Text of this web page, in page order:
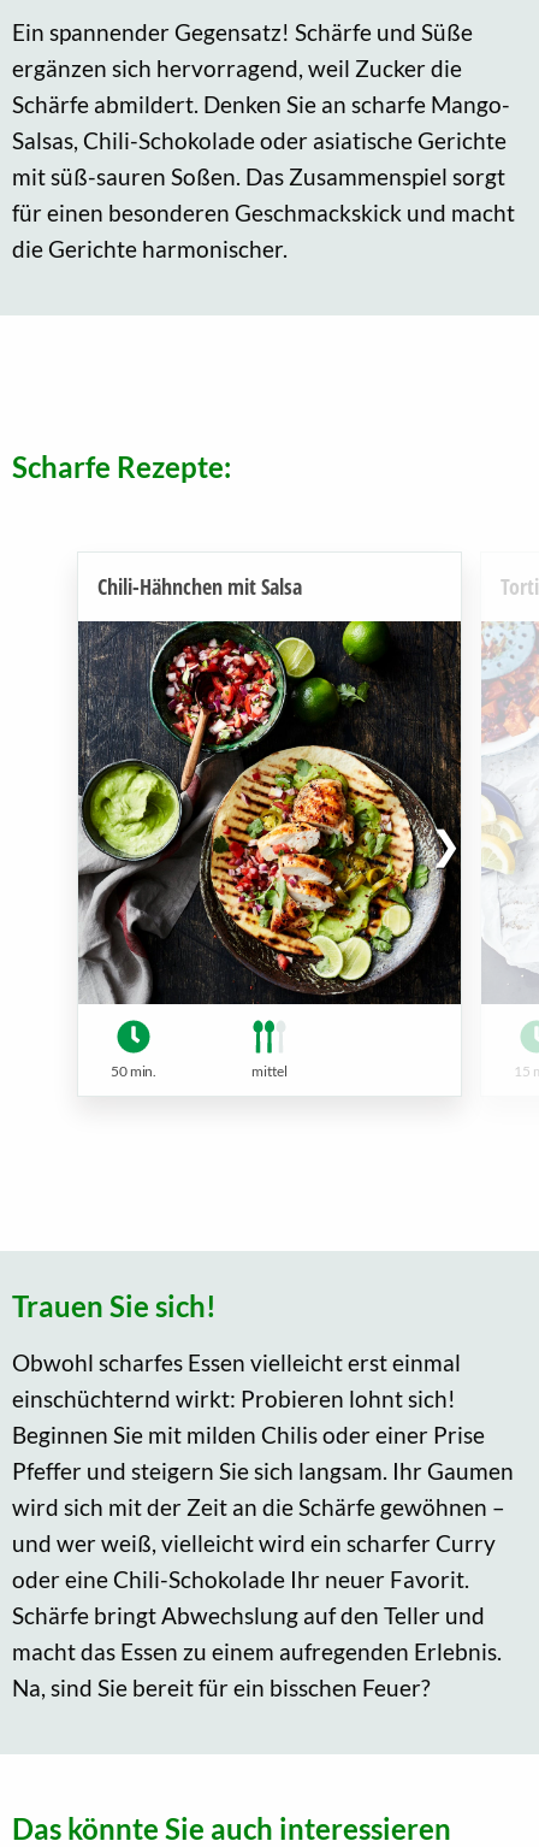
Ein spannender Gegensatz! Schärfe und Süße
ergänzen sich hervorragend, weil Zucker die
Schärfe abmildert. Denken Sie an scharfe Mango-
Salsas, Chili-Schokolade oder asiatische Gerichte
mit süß-sauren Soßen. Das Zusammenspiel sorgt
für einen besonderen Geschmackskick und macht
die Gerichte harmonischer.
Scharfe Rezepte:
Chili-Hähnchen mit Salsa
50 min. mittel 15
Trauen Sie sich!
Obwohl scharfes Essen vielleicht erst einmal
einschüchternd wirkt: Probieren lohnt sich!
Beginnen Sie mit milden Chilis oder einer Prise
Pfeffer und steigern Sie sich langsam. Ihr Gaumen
wird sich mit der Zeit an die Schärfe gewöhnen –
und wer weiß, vielleicht wird ein scharfer Curry
oder eine Chili-Schokolade Ihr neuer Favorit.
Schärfe bringt Abwechslung auf den Teller und
macht das Essen zu einem aufregenden Erlebnis.
Na, sind Sie bereit für ein bisschen Feuer?
Das könnte Sie auch interessieren